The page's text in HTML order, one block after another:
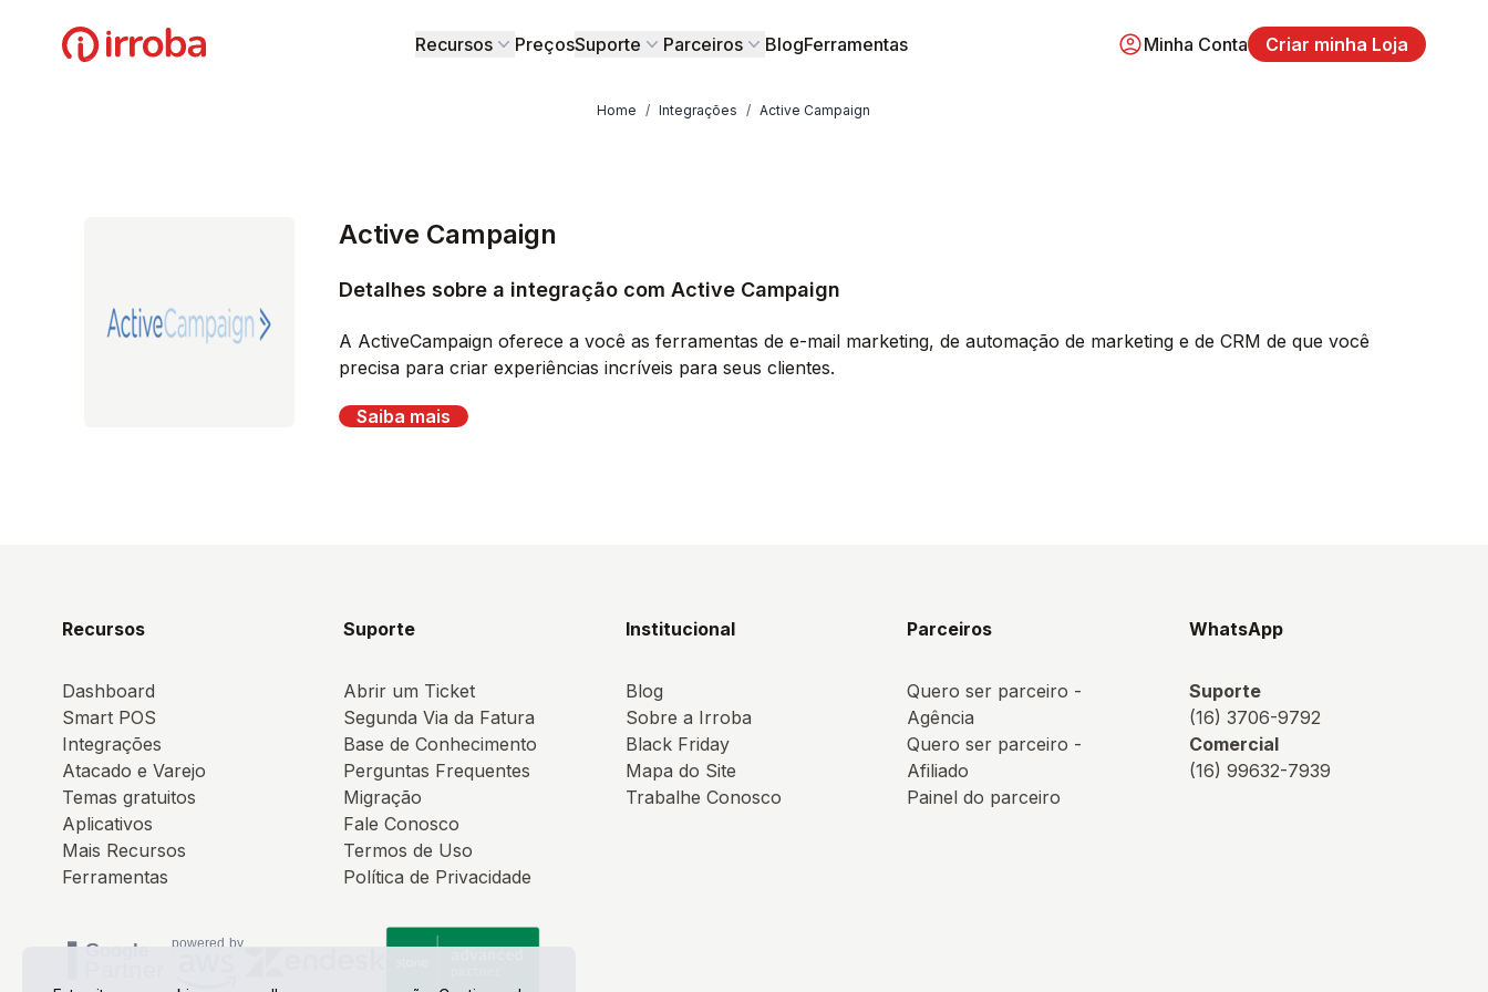
Irroba Recursos PreçosSuporte Parceiros BlogFerramentas Minha Conta Criar minha Loja
Home / Integrações / Active Campaign
Active Campaign
Detalhes sobre a integração com Active Campaign
A ActiveCampaign oferece a você as ferramentas de e-mail marketing, de automação de marketing e de CRM de que você
precisa para criar experiências incríveis para seus clientes.
Saiba mais
Recursos
Dashboard
Smart POS
Integrações
Atacado e Varejo
Temas gratuitos
Aplicativos
Mais Recursos
Ferramentas
Suporte
Abrir um Ticket
Segunda Via da Fatura
Base de Conhecimento
Perguntas Frequentes
Migração
Fale Conosco
Termos de Uso
Política de Privacidade
Institucional
Blog
Sobre a Irroba
Black Friday
Mapa do Site
Trabalhe Conosco
Parceiros
Quero ser parceiro -
Agência
Quero ser parceiro -
Afiliado
Painel do parceiro
WhatsApp
Suporte
(16) 3706-9792
Comercial
(16) 99632-7939